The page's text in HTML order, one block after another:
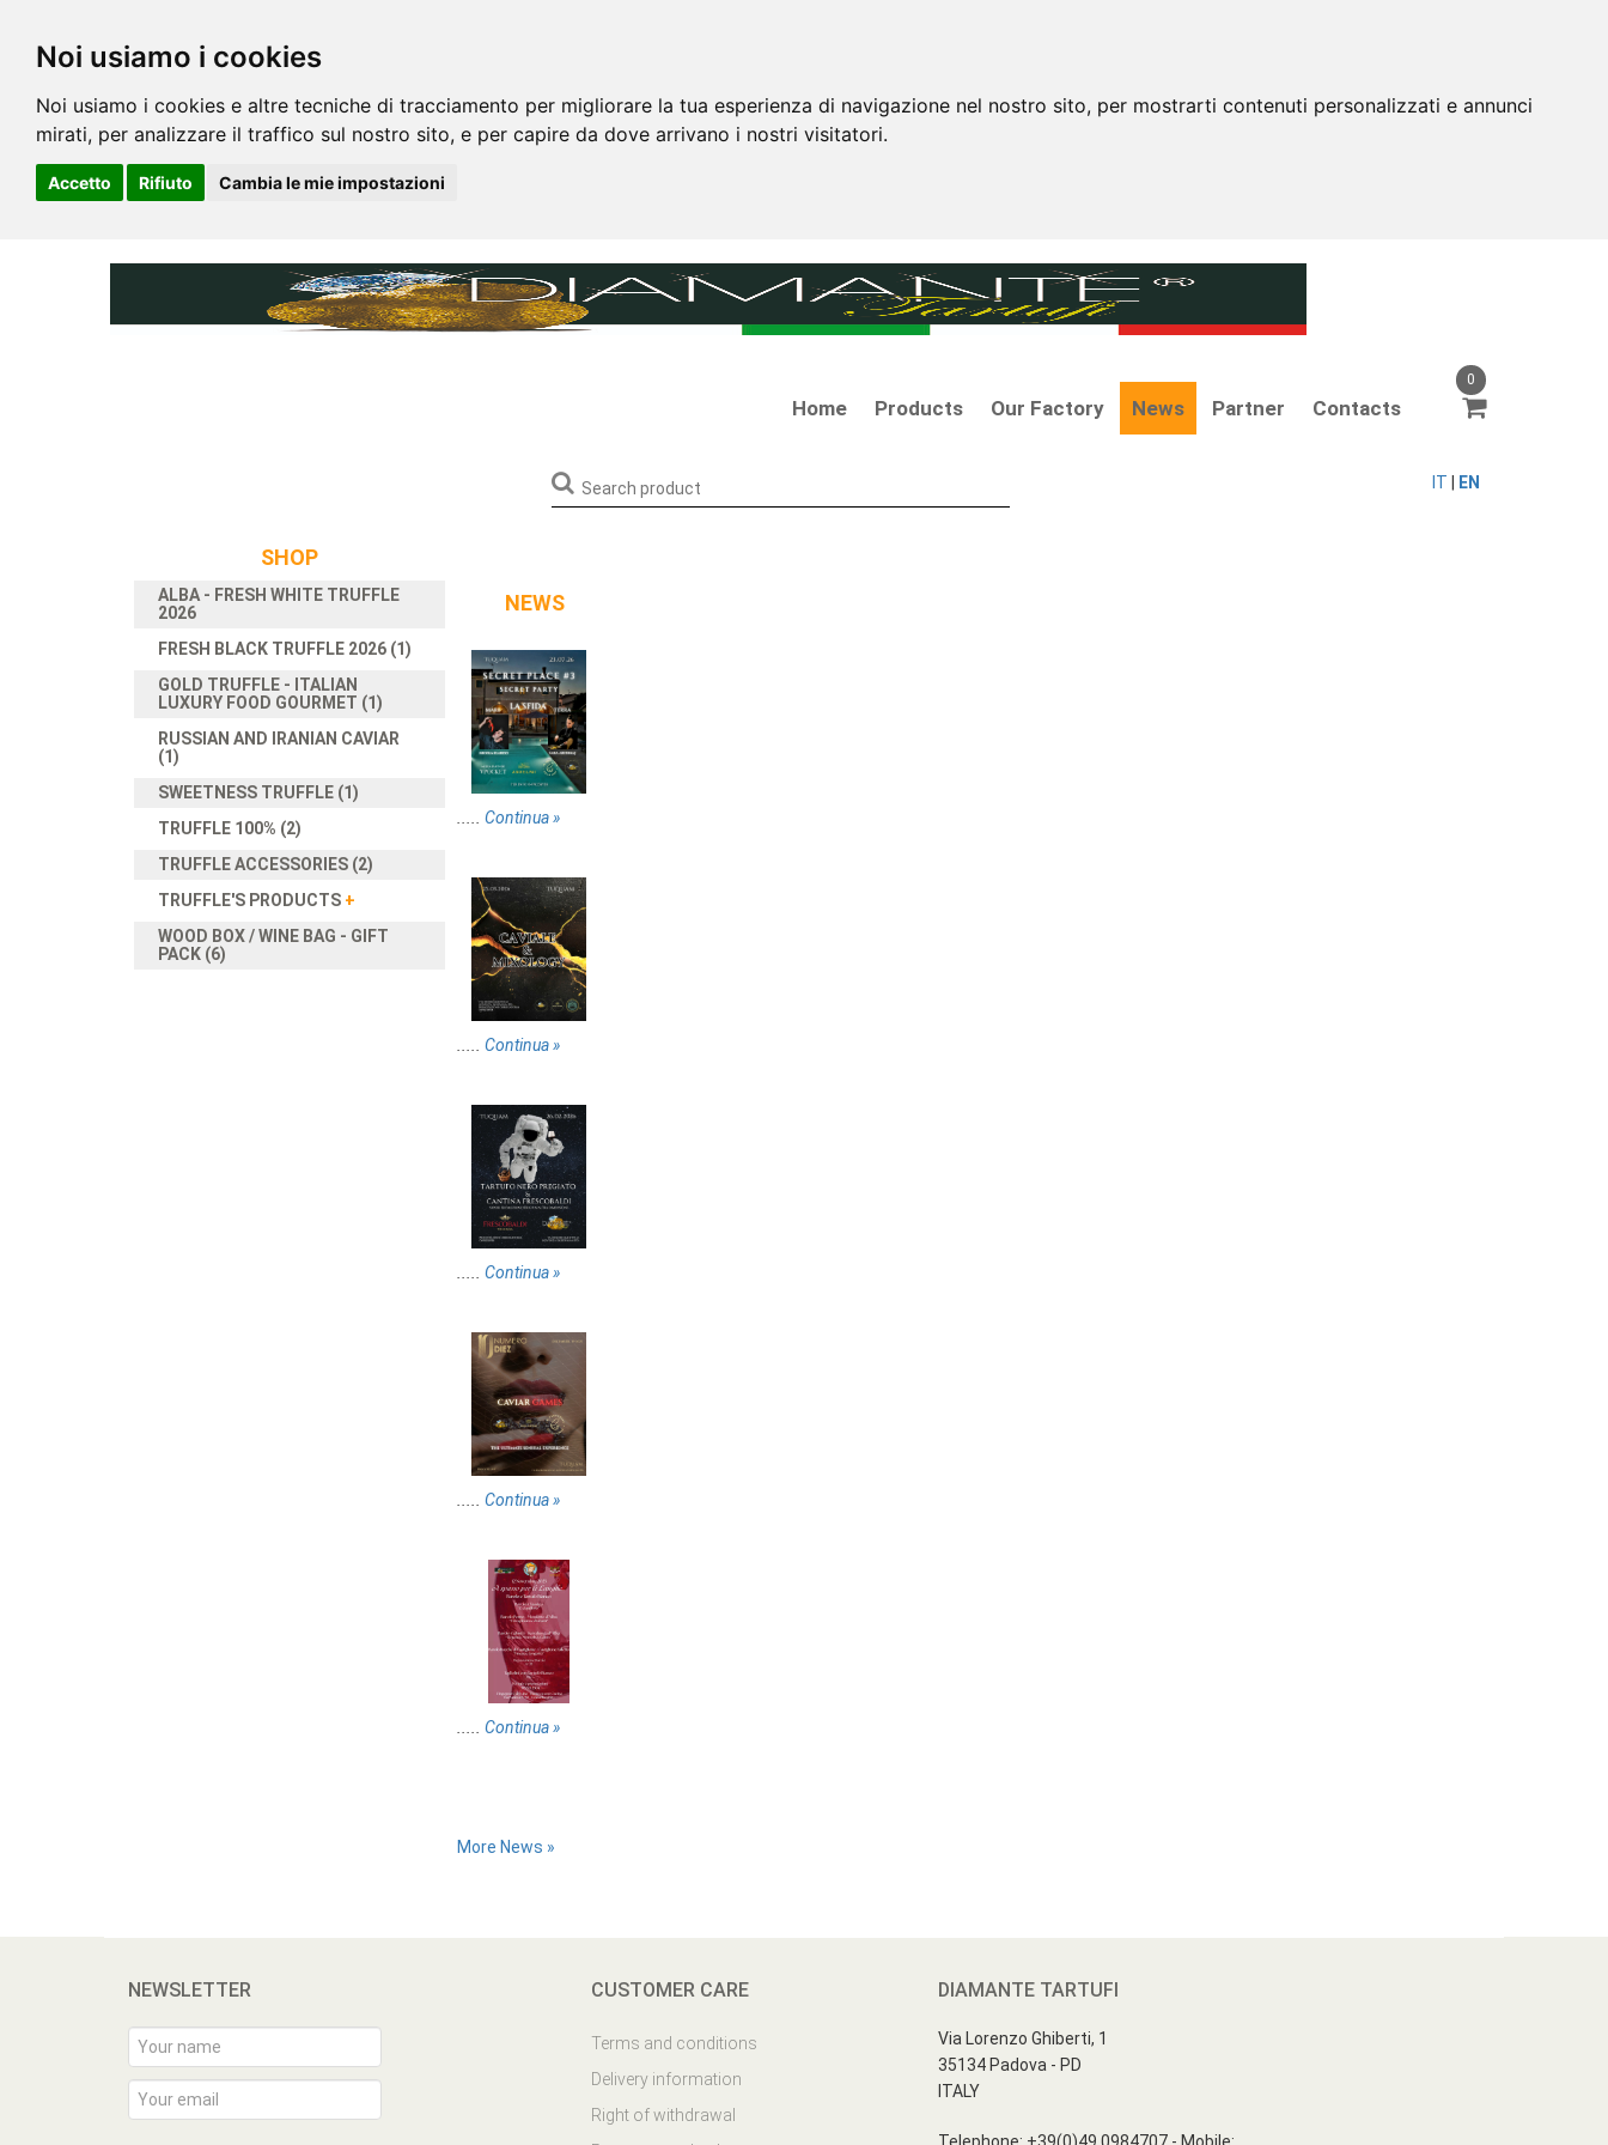
Noi usiamo i cookies
Noi usiamo i cookies e altre tecniche di tracciamento per migliorare la tua esperienza di navigazione nel nostro sito, per mostrarti contenuti personalizzati e annunci
mirati, per analizzare il traffico sul nostro sito, e per capire da dove arrivano i nostri visitatori.
Accetto Rifiuto Cambia le mie impostazioni
Home Products Our Factory News Partner Contacts
0
IT EN
SHOP
ALBA - FRESH WHITE TRUFFLE
2026
FRESH BLACK TRUFFLE 2026 (1)
GOLD TRUFFLE - ITALIAN
LUXURY FOOD GOURMET (1)
RUSSIAN AND IRANIAN CAVIAR
(1)
SWEETNESS TRUFFLE (1)
TRUFFLE 100% (2)
TRUFFLE ACCESSORIES (2)
TRUFFLE'S PRODUCTS +
WOOD BOX / WINE BAG - GIFT
PACK (6)
NEWS
Continua »
Continua »
Continua »
Continua »
Continua »
More News »
NEWSLETTER CUSTOMER CARE
Terms and conditions
Delivery information
Right of withdrawal
DIAMANTE TARTUFI
Via Lorenzo Ghiberti, 1
35134 Padova - PD
ITALY